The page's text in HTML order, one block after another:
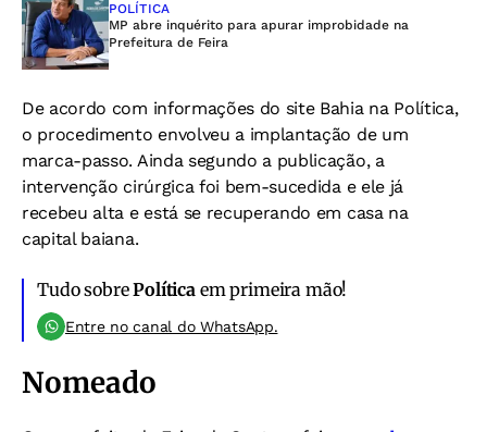
POLÍTICA
MP abre inquérito para apurar improbidade na
Prefeitura de Feira
De acordo com informações do site Bahia na Política,
o procedimento envolveu a implantação de um
marca-passo. Ainda segundo a publicação, a
intervenção cirúrgica foi bem-sucedida e ele já
recebeu alta e está se recuperando em casa na
capital baiana.
Tudo sobrePolíticaem primeira mão!
Entre no canal do WhatsApp.
Nomeado